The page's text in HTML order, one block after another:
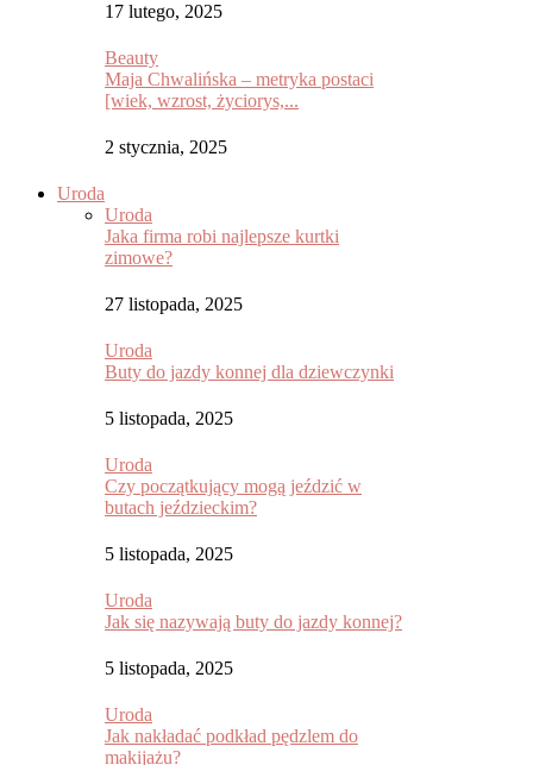
17 lutego, 2025
Beauty
Maja Chwalińska – metryka postaci
[wiek, wzrost, życiorys,...
2 stycznia, 2025
Uroda
Uroda
Jaka firma robi najlepsze kurtki
zimowe?
27 listopada, 2025
Uroda
Buty do jazdy konnej dla dziewczynki
5 listopada, 2025
Uroda
Czy początkujący mogą jeździć w
butach jeździeckim?
5 listopada, 2025
Uroda
Jak się nazywają buty do jazdy konnej?
5 listopada, 2025
Uroda
Jak nakładać podkład pędzlem do
makijażu?